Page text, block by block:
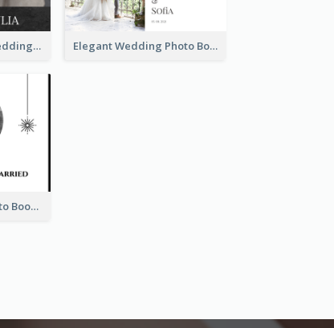
Glamorous Black Wedding Photo Book Elegant Wedding Photo Book
Wedding Guest Photo Book